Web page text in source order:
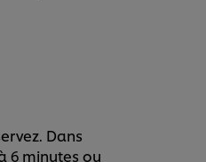
Dans
6 minutes ou